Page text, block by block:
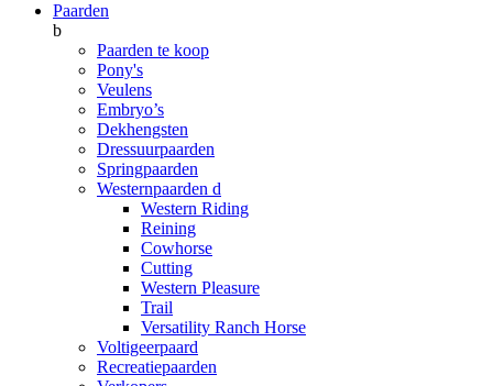
Paarden
b
Paarden te koop
Pony's
Veulens
Embryo’s
Dekhengsten
Dressuurpaarden
Springpaarden
Westernpaarden d
Western Riding
Reining
Cowhorse
Cutting
Western Pleasure
Trail
Versatility Ranch Horse
Voltigeerpaard
Recreatiepaarden